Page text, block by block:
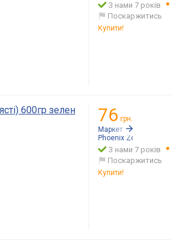
З нами 7 років
Поскаржитись
Купити!
600гр зелен 76 грн.
Маркетплейс:
Phoenix Zoo
З нами 7 років
Поскаржитись
Купити!